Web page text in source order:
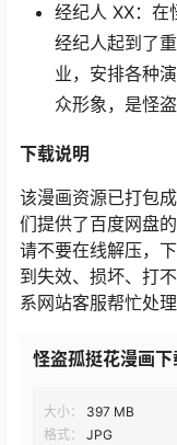
经纪人 XX：在
经纪人起到了
业，安排各种
众形象，是怪
下载说明
该漫画资源已打包
们提供了百度网盘
请不要在线解压，
到失效、损坏、打
系网站客服帮忙处理
怪盗孤挺花漫画下
大小：
397 MB
格式：
JPG